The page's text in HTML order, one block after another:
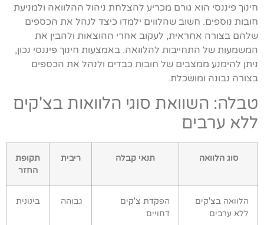
חינוך פיננסי הוא גורם מכריע להצלחת ניהול ההלוואה ולמניעת
חובות נוספים. חשוב שהלווים ילמדו כיצד לנהל את הכספים
שלהם בצורה אחראית, לעקוב אחרי ההוצאות ולהבין את
המשמעות של התחייבות להלוואה. באמצעות חינוך פיננסי נכון,
ניתן להימנע ממצבים של חובות כבדים ולנהל את הכספים
בצורה נבונה ומושכלת.
טבלה: השוואת סוגי הלוואות בצ'קים
ללא ערבים
סוג הלוואה תנאי קבלה ריבית
תקופת
החזר
הלוואה בצ'קים
ללא ערבים
הפקדת צ'קים
דחויים
גבוהה בינונית